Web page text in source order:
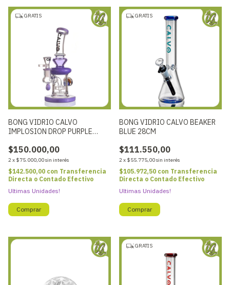
GRATIS
BONG VIDRIO CALVO
IMPLOSION DROP PURPLE
$150.000,00
2x $75.000,00sin interés
$142.500,00 con Transferencia
Directa o Contado Efectivo
Ultimas Unidades!
GRATIS
BONG VIDRIO CALVO BEAKER
BLUE 28CM
$111.550,00
2x $55.775,00sin interés
$105.972,50 con Transferencia
Directa o Contado Efectivo
Ultimas Unidades!
GRATIS